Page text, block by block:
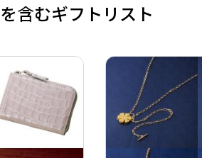
含むギフトリスト